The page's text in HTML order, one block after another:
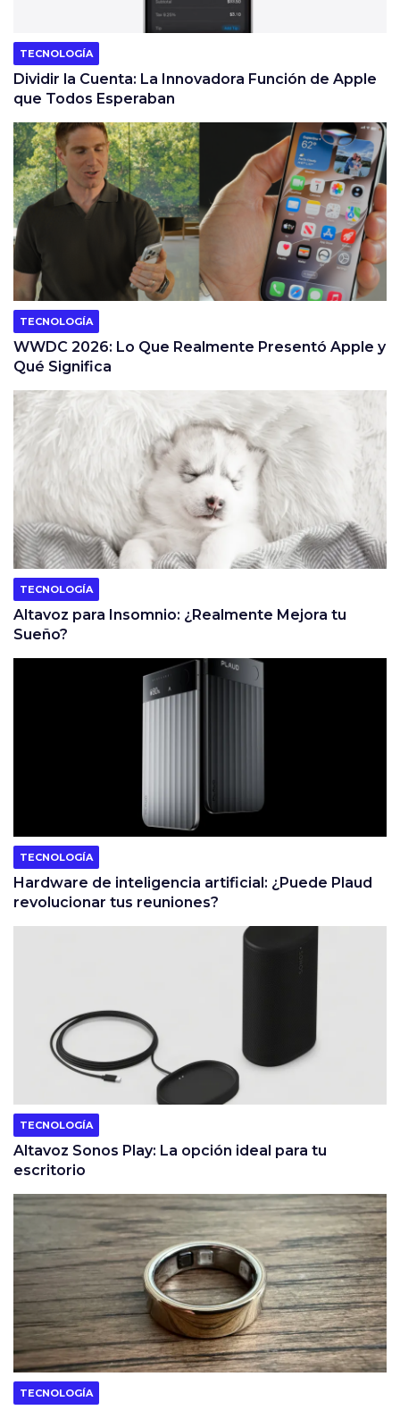
TECNOLOGÍA
Dividir la Cuenta: La Innovadora Función de Apple
que Todos Esperaban
TECNOLOGÍA
WWDC 2026: Lo Que Realmente Presentó Apple y
Qué Significa
TECNOLOGÍA
Altavoz para Insomnio: ¿Realmente Mejora tu
Sueño?
TECNOLOGÍA
Hardware de inteligencia artificial: ¿Puede Plaud
revolucionar tus reuniones?
TECNOLOGÍA
Altavoz Sonos Play: La opción ideal para tu
escritorio
TECNOLOGÍA